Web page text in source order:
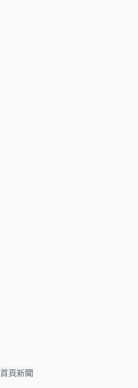
首頁新聞